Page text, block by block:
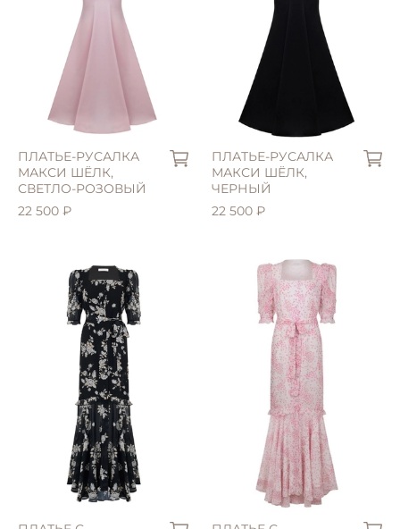
S (42)
ПЛАТЬЕ-РУСАЛКА
МАКСИ ШЁЛК,
СВЕТЛО-РОЗОВЫЙ
22 500 ₽
ПЛАТЬЕ-РУСАЛКА
МАКСИ ШЁЛК,
ЧЕРНЫЙ
22 500 ₽